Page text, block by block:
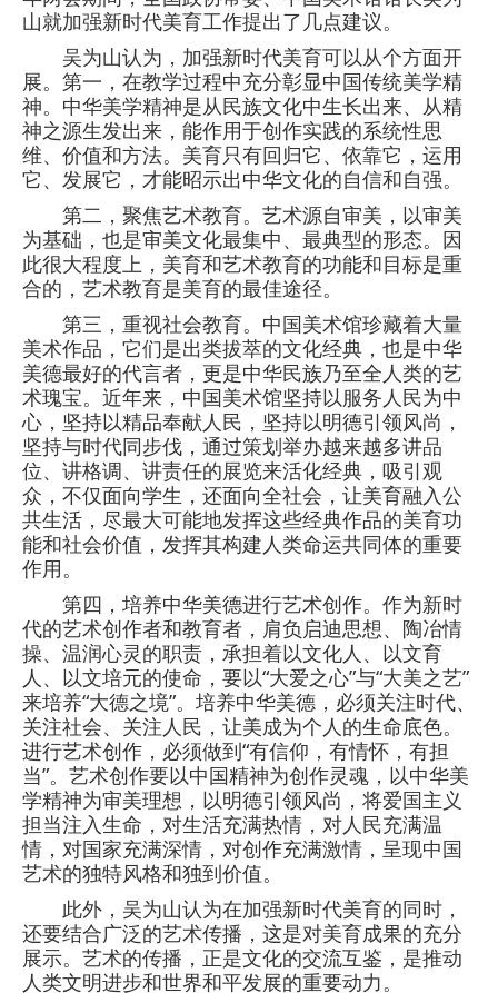
山就加强新时代美育工作提出了几点建议。
吴为山认为，加强新时代美育可以从个方面开
展。第一，在教学过程中充分彰显中国传统美学精
神。中华美学精神是从民族文化中生长出来、从精
神之源生发出来，能作用于创作实践的系统性思
维、价值和方法。美育只有回归它、依靠它，运用
它、发展它，才能昭示出中华文化的自信和自强。
第二，聚焦艺术教育。艺术源自审美，以审美
为基础，也是审美文化最集中、最典型的形态。因
此很大程度上，美育和艺术教育的功能和目标是重
合的，艺术教育是美育的最佳途径。
第三，重视社会教育。中国美术馆珍藏着大量
美术作品，它们是出类拔萃的文化经典，也是中华
美德最好的代言者，更是中华民族乃至全人类的艺
术瑰宝。近年来，中国美术馆坚持以服务人民为中
心，坚持以精品奉献人民，坚持以明德引领风尚，
坚持与时代同步伐，通过策划举办越来越多讲品
位、讲格调、讲责任的展览来活化经典，吸引观
众，不仅面向学生，还面向全社会，让美育融入公
共生活，尽最大可能地发挥这些经典作品的美育功
能和社会价值，发挥其构建人类命运共同体的重要
作用。
第四，培养中华美德进行艺术创作。作为新时
代的艺术创作者和教育者，肩负启迪思想、陶冶情
操、温润心灵的职责，承担着以文化人、以文育
人、以文培元的使命，要以“大爱之心”与“大美之艺”
来培养“大德之境”。培养中华美德，必须关注时代、
关注社会、关注人民，让美成为个人的生命底色。
进行艺术创作，必须做到“有信仰，有情怀，有担
当”。艺术创作要以中国精神为创作灵魂，以中华美
学精神为审美理想，以明德引领风尚，将爱国主义
担当注入生命，对生活充满热情，对人民充满温
情，对国家充满深情，对创作充满激情，呈现中国
艺术的独特风格和独到价值。
此外，吴为山认为在加强新时代美育的同时，
还要结合广泛的艺术传播，这是对美育成果的充分
展示。艺术的传播，正是文化的交流互鉴，是推动
人类文明进步和世界和平发展的重要动力。